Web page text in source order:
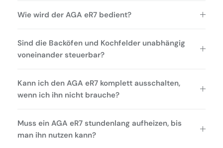
Wie wird der AGA eR7 bedient?
Sind die Backöfen und Kochfelder unabhängig
voneinander steuerbar?
Kann ich den AGA eR7 komplett ausschalten,
wenn ich ihn nicht brauche?
Muss ein AGA eR7 stundenlang aufheizen, bis
man ihn nutzen kann?